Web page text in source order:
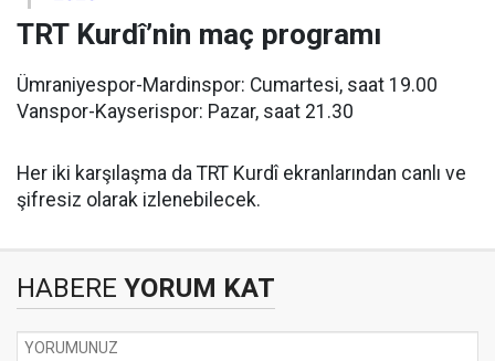
TRT Kurdî’nin maç programı
Ümraniyespor-Mardinspor: Cumartesi, saat 19.00
Vanspor-Kayserispor: Pazar, saat 21.30
Her iki karşılaşma da TRT Kurdî ekranlarından canlı ve
şifresiz olarak izlenebilecek.
HABERE YORUM KAT